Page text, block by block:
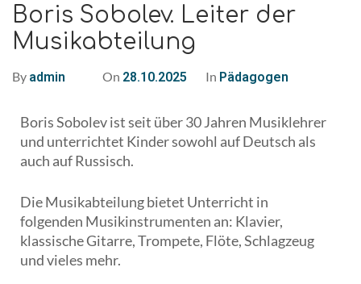
Boris Sobolev. Leiter der
Musikabteilung
By admin On 28.10.2025 In Pädagogen
Boris Sobolev ist seit über 30 Jahren Musiklehrer
und unterrichtet Kinder sowohl auf Deutsch als
auch auf Russisch.
Die Musikabteilung bietet Unterricht in
folgenden Musikinstrumenten an: Klavier,
klassische Gitarre, Trompete, Flöte, Schlagzeug
und vieles mehr.